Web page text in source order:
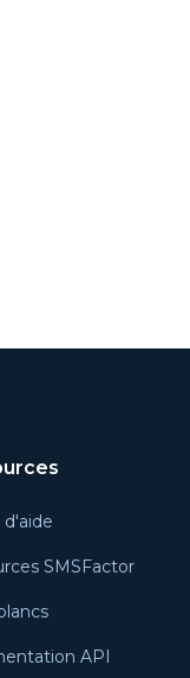
SMSFactor
API